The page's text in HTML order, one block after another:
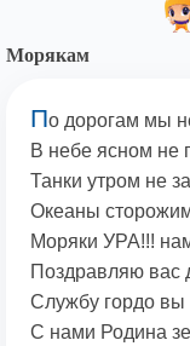
Морякам
По дорогам мы
В небе ясном не
Танки утром не
Океаны
Моряки УРА!!!
Поздравляю вас
Службу гордо вы
С нами Родина